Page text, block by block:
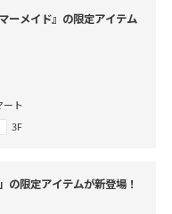
ーメイド』の限定アイテム
ート
3F
の限定アイテムが新登場！